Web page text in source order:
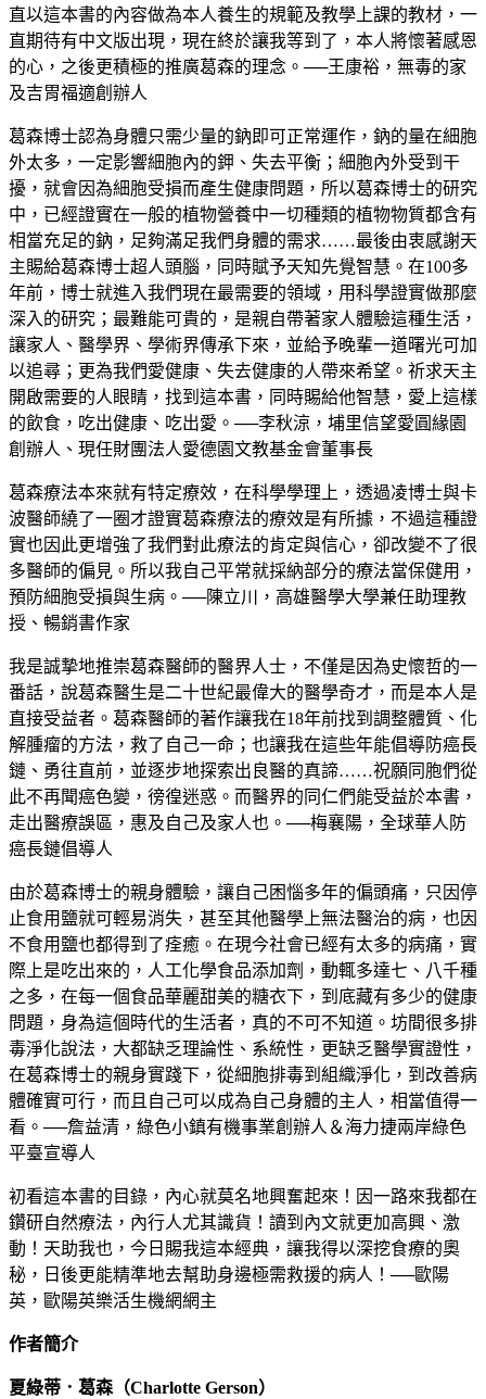
直以這本書的內容做為本人養生的規範及教學上課的教材，一
直期待有中文版出現，現在終於讓我等到了，本人將懷著感恩
的心，之後更積極的推廣葛森的理念。──王康裕，無毒的家
及吉胃福適創辦人
葛森博士認為身體只需少量的鈉即可正常運作，鈉的量在細胞
外太多，一定影響細胞內的鉀、失去平衡；細胞內外受到干
擾，就會因為細胞受損而產生健康問題，所以葛森博士的研究
中，已經證實在一般的植物營養中一切種類的植物物質都含有
相當充足的鈉，足夠滿足我們身體的需求……最後由衷感謝天
主賜給葛森博士超人頭腦，同時賦予天知先覺智慧。在100多
年前，博士就進入我們現在最需要的領域，用科學證實做那麼
深入的研究；最難能可貴的，是親自帶著家人體驗這種生活，
讓家人、醫學界、學術界傳承下來，並給予晚輩一道曙光可加
以追尋；更為我們愛健康、失去健康的人帶來希望。祈求天主
開啟需要的人眼睛，找到這本書，同時賜給他智慧，愛上這樣
的飲食，吃出健康、吃出愛。──李秋涼，埔里信望愛圓緣園
創辦人、現任財團法人愛德園文教基金會董事長
葛森療法本來就有特定療效，在科學學理上，透過凌博士與卡
波醫師繞了一圈才證實葛森療法的療效是有所據，不過這種證
實也因此更增強了我們對此療法的肯定與信心，卻改變不了很
多醫師的偏見。所以我自己平常就採納部分的療法當保健用，
預防細胞受損與生病。──陳立川，高雄醫學大學兼任助理教
授、暢銷書作家
我是誠摯地推崇葛森醫師的醫界人士，不僅是因為史懷哲的一
番話，說葛森醫生是二十世紀最偉大的醫學奇才，而是本人是
直接受益者。葛森醫師的著作讓我在18年前找到調整體質、化
解腫瘤的方法，救了自己一命；也讓我在這些年能倡導防癌長
鏈、勇往直前，並逐步地探索出良醫的真諦……祝願同胞們從
此不再聞癌色變，徬徨迷惑。而醫界的同仁們能受益於本書，
走出醫療誤區，惠及自己及家人也。──梅襄陽，全球華人防
癌長鏈倡導人
由於葛森博士的親身體驗，讓自己困惱多年的偏頭痛，只因停
止食用鹽就可輕易消失，甚至其他醫學上無法醫治的病，也因
不食用鹽也都得到了痊癒。在現今社會已經有太多的病痛，實
際上是吃出來的，人工化學食品添加劑，動輒多達七、八千種
之多，在每一個食品華麗甜美的糖衣下，到底藏有多少的健康
問題，身為這個時代的生活者，真的不可不知道。坊間很多排
毒淨化說法，大都缺乏理論性、系統性，更缺乏醫學實證性，
在葛森博士的親身實踐下，從細胞排毒到組織淨化，到改善病
體確實可行，而且自己可以成為自己身體的主人，相當值得一
看。──詹益清，綠色小鎮有機事業創辦人＆海力捷兩岸綠色
平臺宣導人
初看這本書的目錄，內心就莫名地興奮起來！因一路來我都在
鑽研自然療法，內行人尤其識貨！讀到內文就更加高興、激
動！天助我也，今日賜我這本經典，讓我得以深挖食療的奧
秘，日後更能精準地去幫助身邊極需救援的病人！──歐陽
英，歐陽英樂活生機網網主
作者簡介
夏綠蒂．葛森（Charlotte Gerson）